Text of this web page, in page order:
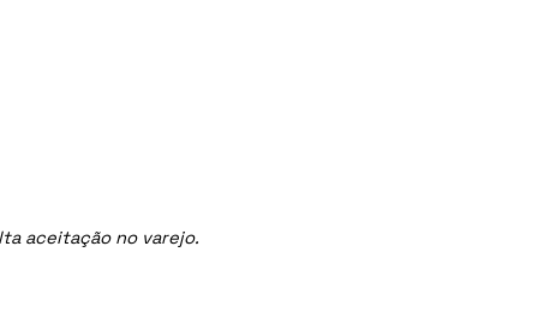
aceitação no varejo.